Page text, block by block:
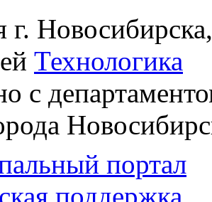
Технологика
с
портал